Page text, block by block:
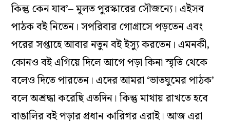
কিন্তু কেন যাব’– মূলত পুরস্কারের সৌজন্যে। এইসব
পাঠক বই নিতেন। সপরিবার গোগ্রাসে পড়তেন এবং
পরের সপ্তাহে আবার নতুন বই ইস্যু করতেন। এমনকী,
কোনও বই এগিয়ে দিলে আগে পড়া কিনা স্মৃতি থেকে
বলেও দিতে পারতেন। এদের আমরা ‘ভাতঘুমের পাঠক’
বলে অশ্রদ্ধা করেছি এতদিন। কিন্তু মাথায় রাখতে হবে
বাঙালির বই পড়ার প্রধান কারিগর এরাই। আজ এরা